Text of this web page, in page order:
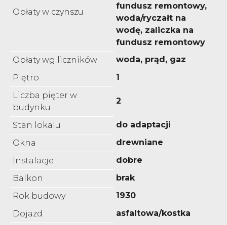
Opłaty w czynszu
fundusz remontowy,
woda/ryczałt na
wodę, zaliczka na
fundusz remontowy
Opłaty wg liczników
woda, prąd, gaz
Piętro
1
Liczba pięter w
budynku
2
Stan lokalu
do adaptacji
Okna
drewniane
Instalacje
dobre
Balkon
brak
Rok budowy
1930
Dojazd
asfaltowa/kostka